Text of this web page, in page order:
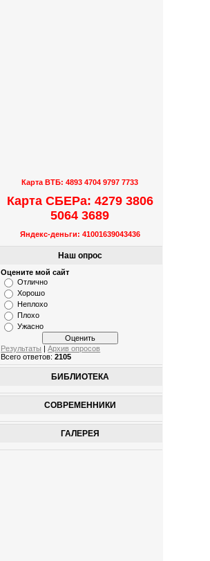
Карта ВТБ: 4893 4704 9797 7733
Карта СБЕРа: 4279 3806
5064 3689
Яндекс-деньги: 41001639043436
Наш опрос
Оцените мой сайт
Отлично
Хорошо
Неплохо
Плохо
Ужасно
Результаты |Архив опросов
Всего ответов:2105
БИБЛИОТЕКА
СОВРЕМЕННИКИ
ГАЛЕРЕЯ